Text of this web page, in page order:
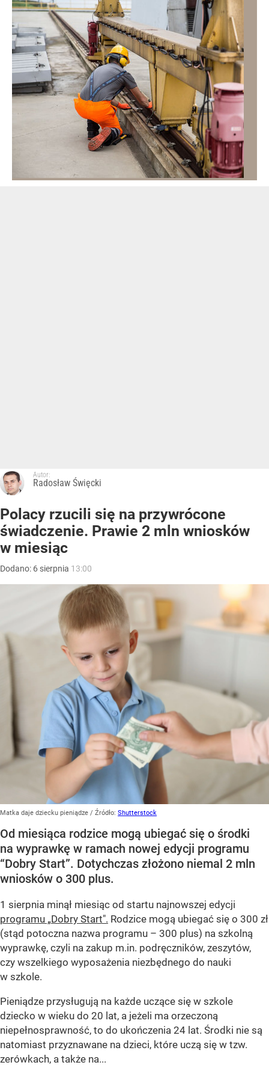
Autor:
Radosław Święcki
Polacy rzucili się na przywrócone
świadczenie. Prawie 2 mln wniosków
w miesiąc
Dodano: 6 sierpnia 13:00
Matka daje dziecku pieniądze / Źródło: Shutterstock
Od miesiąca rodzice mogą ubiegać się o środki
na wyprawkę w ramach nowej edycji programu
“Dobry Start”. Dotychczas złożono niemal 2 mln
wniosków o 300 plus.
1 sierpnia minął miesiąc od startu najnowszej edycji
programu „Dobry Start". Rodzice mogą ubiegać się o 300 zł
(stąd potoczna nazwa programu – 300 plus) na szkolną
wyprawkę, czyli na zakup m.in. podręczników, zeszytów,
czy wszelkiego wyposażenia niezbędnego do nauki
w szkole.
Pieniądze przysługują na każde uczące się w szkole
dziecko w wieku do 20 lat, a jeżeli ma orzeczoną
niepełnosprawność, to do ukończenia 24 lat. Środki nie są
natomiast przyznawane na dzieci, które uczą się w tzw.
zerówkach, a także na...